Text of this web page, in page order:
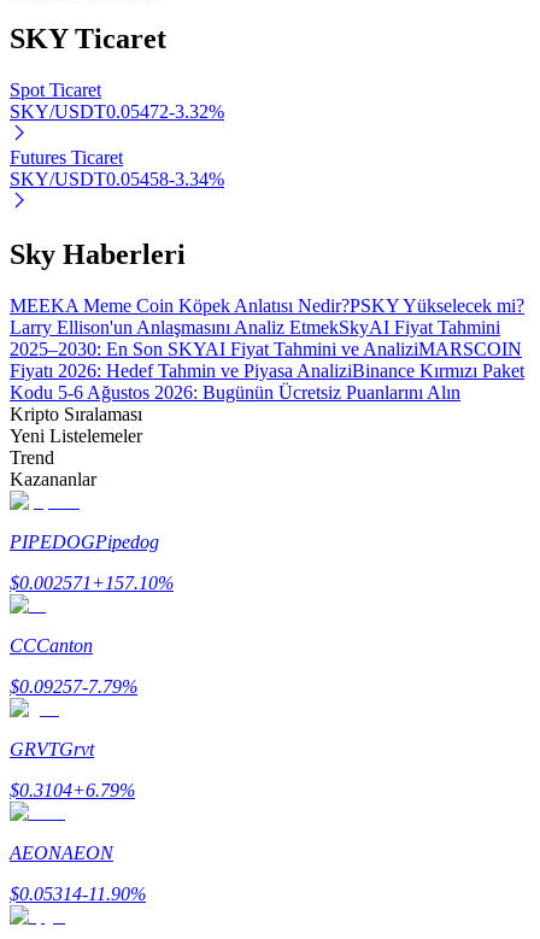
Stake Etmeyi Öğrenin
Pasif gelir kazanma hakkında bilgi edinin
Bitrue
AI
Bitrue Ortakları
Bitrue İş Ortağı
SKY Ticaret
Spot Ticaret
SKY/USDT0.05472-3.32%
Futures Ticaret
SKY/USDT0.05458-3.34%
Sky Haberleri
MEEKA Meme Coin Köpek Anlatısı Nedir?PSKY Yükselecek mi?
Larry Ellison'un Anlaşmasını Analiz EtmekSkyAI Fiyat Tahmini
2025–2030: En Son SKYAI Fiyat Tahmini ve AnaliziMARSCOIN
Fiyatı 2026: Hedef Tahmin ve Piyasa AnaliziBinance Kırmızı Paket
Kodu 5-6 Ağustos 2026: Bugünün Ücretsiz Puanlarını Alın
Kripto Sıralaması
Yeni Listelemeler
Trend
Kazananlar
PIPEDOGPipedog
$0.002571+157.10%
CCCanton
$0.09257-7.79%
GRVTGrvt
$0.3104+6.79%
AEONAEON
$0.05314-11.90%